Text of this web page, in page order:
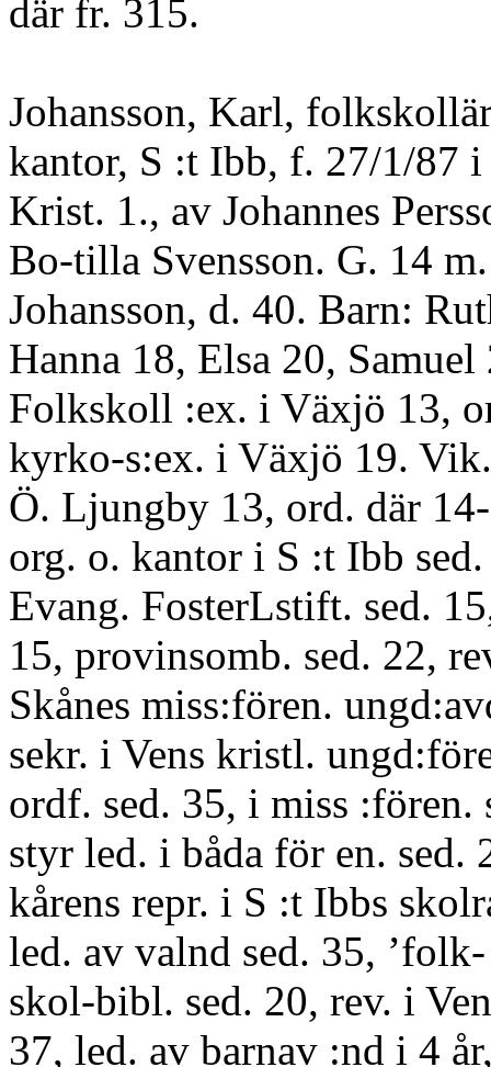
där fr. 315.
Johansson, Karl,
kantor, S :t Ibb, f. 27/1/87 i
Krist. 1., av Johannes
Bo-tilla Svensson. G. 14
Johansson, d. 40. Barn:
Hanna 18, Elsa 20,
Folkskoll :ex. i Växjö 13,
kyrko-s:ex. i Växjö 19.
Ö. Ljungby 13, ord. där
org. o. kantor i S :t Ibb
Evang. FosterLstift. sed.
15, provinsomb. sed. 22,
Skånes miss:fören.
sekr. i Vens kristl.
ordf. sed. 35, i miss :fören.
styr led. i båda för en. sed.
kårens repr. i S :t Ibbs
led. av valnd sed. 35,
skol-bibl. sed. 20, rev. i
37, led. av barnav :nd i 4